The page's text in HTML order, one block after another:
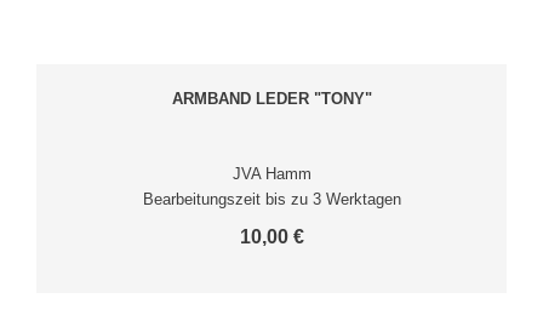
ARMBAND LEDER "TONY"
JVA Hamm
Bearbeitungszeit bis zu 3 Werktagen
10,00 €